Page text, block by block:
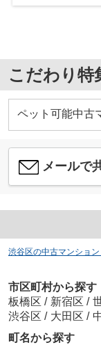
こだわり特
ペット可能中古
メールで
渋谷区の中古マンショ
市区町村から探す
板橋区 / 新宿区 /
渋谷区 / 大田区 /
町名から探す